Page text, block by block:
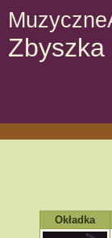
Zbyszka
Okładka